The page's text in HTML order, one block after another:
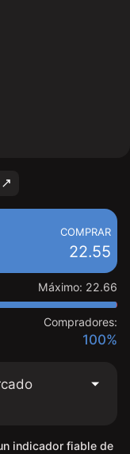
COMPRAR
22.55
Máximo: 22.66
Compradores:
100%
indicador fiable de